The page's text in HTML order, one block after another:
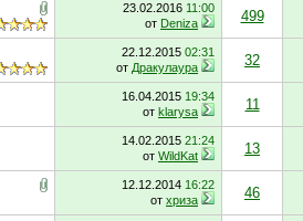
23.02.2016 11:00
от Deniza 499
22.12.2015 02:31
от Дракулаура 32
16.04.2015 19:34
от klarysa 11
14.02.2015 21:24
от WildKat 13
12.12.2014 16:22
от хриза 46